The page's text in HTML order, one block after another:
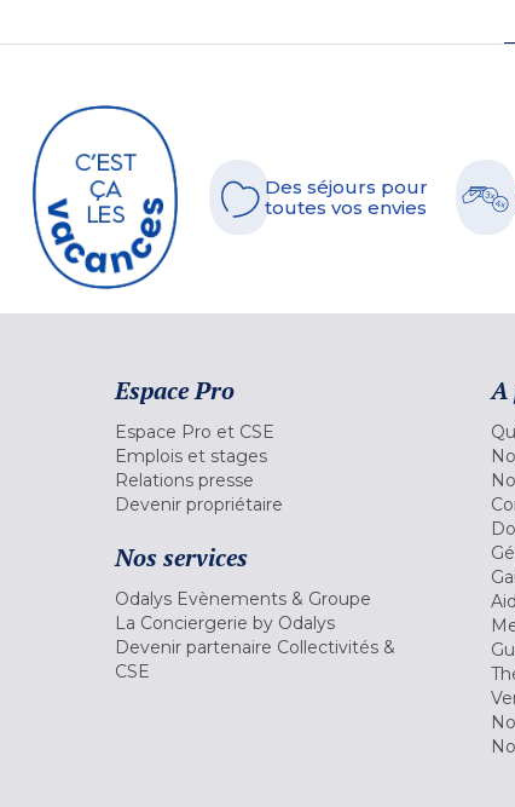
Des séjours pour
toutes vos envies
Espace Pro
Espace Pro et CSE
Emplois et stages
Relations presse
Devenir propriétaire
Nos services
Odalys Evènements & Groupe
La Conciergerie by Odalys
Devenir partenaire Collectivités &
CSE
A